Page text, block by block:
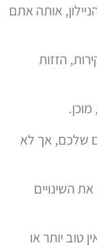
אותה אתם
הזזות
שלכם, אך לא
השינויים
טוב יותר או